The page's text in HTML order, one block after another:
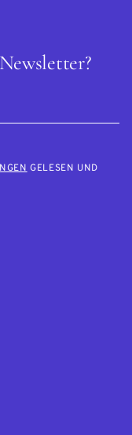
GELESEN UND